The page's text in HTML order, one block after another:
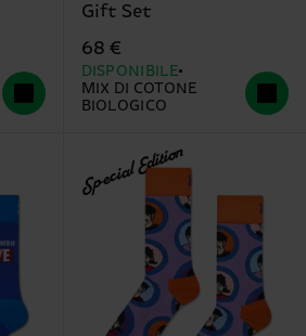
Gift Set
68 €
DISPONIBILE
MIX DI COTONE
BIOLOGICO
Special Edition